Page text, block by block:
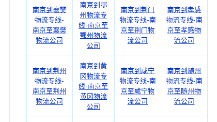
南京到襄樊
物流专线-
南京至襄樊
物流公司
南京到鄂
州物流专
线-南京至
鄂州物流
公司
南京到荆门
物流专线-南
京至荆门物
流公司
南京到孝感
物流专线-南
京至孝感物
流公司
南京到荆州
物流专线-
南京至荆州
物流公司
南京到黄
冈物流专
线-南京至
黄冈物流
公司
南京到咸宁
物流专线-南
京至咸宁物
流公司
南京到随州
物流专线-南
京至随州物
流公司